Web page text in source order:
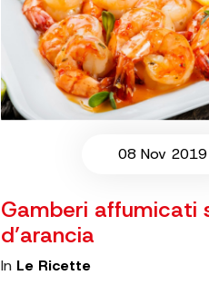
08 Nov 2019
Gamberi affumicati
d’arancia
In Le Ricette